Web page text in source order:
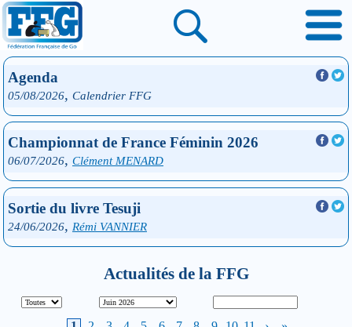
Agenda
05/08/2026, Calendrier FFG
Championnat de France Féminin 2026
06/07/2026, Clément MENARD
Sortie du livre Tesuji
24/06/2026, Rémi VANNIER
Actualités de la FFG